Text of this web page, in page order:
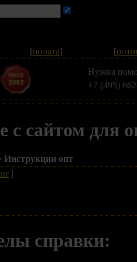
[оплата] [
Нужна
+7 (495)
с сайтом для
Инструкции опт
|
справки: